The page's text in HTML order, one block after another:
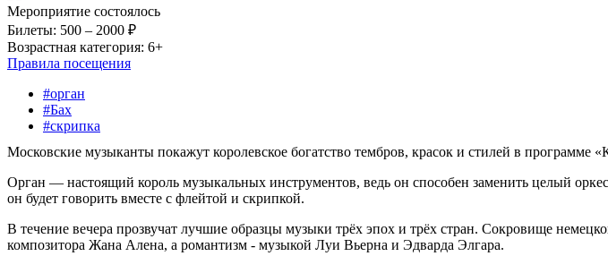
Мероприятие состоялось
Билеты: 500 – 2000 ₽
Возрастная категория: 6+
Правила посещения
#орган
#Бах
#скрипка
Московские музыканты покажут королевское богатство тембров, красок и стилей в программе
Орган — настоящий король музыкальных инструментов, ведь он способен заменить целый
он будет говорить вместе с флейтой и скрипкой.
В течение вечера прозвучат лучшие образцы музыки трёх эпох и трёх стран. Сокровище
композитора Жана Алена, а романтизм - музыкой Луи Вьерна и Эдварда Элгара.